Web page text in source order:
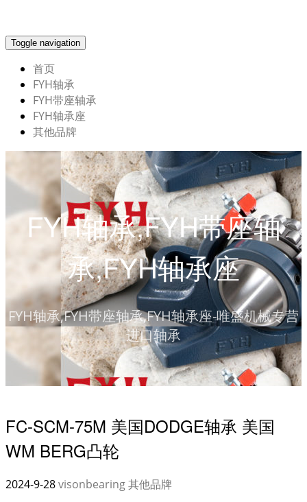
Toggle navigation
首页
FYH轴承
FYH带座轴承
FYH轴承座
其他品牌
FYH轴承,FYH带座轴
承,FYH轴承座
FYH轴承,FYH带座轴承,FYH轴承座-唯盛机械专营
进口轴承
FC-SCM-75M 美国DODGE轴承 美国
WM BERG凸轮
2024-9-28visonbearing其他品牌